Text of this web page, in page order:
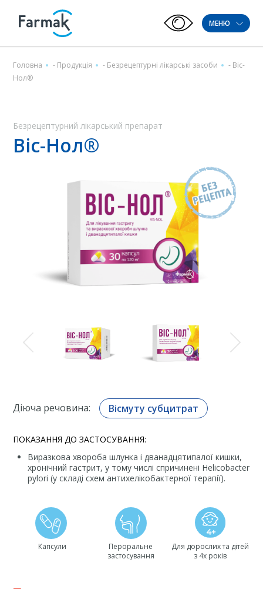
МЕНЮ
Головна - Продукція - Безрецептурні лікарські засоби - Віс-
Нол®
Безрецептурний лікарський препарат
Віс-Нол®
Діюча речовина: Вісмуту субцитрат
ПОКАЗАННЯ ДО ЗАСТОСУВАННЯ:
Виразкова хвороба шлунка і дванадцятипалої кишки,
хронічний гастрит, у тому числі спричинені Helicobacter
pylori (у складі схем антихелікобактерної терапії).
Капсули
Пероральне
застосування
Для дорослих та дітей
з 4х років